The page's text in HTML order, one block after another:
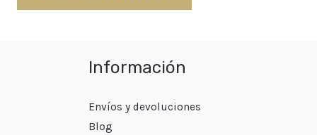
Información
Envíos y devoluciones
Blog